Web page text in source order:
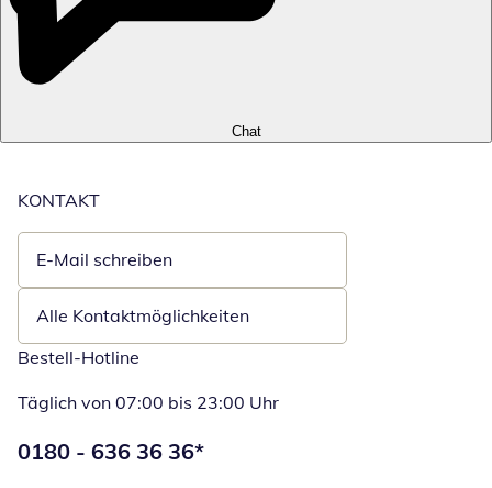
Chat
KONTAKT
E-Mail schreiben
Öffnet E-Mail-Client
Alle Kontaktmöglichkeiten
Bestell-Hotline
Täglich von 07:00 bis 23:00 Uhr
Telefonnummer:
0180 - 636 36 36*